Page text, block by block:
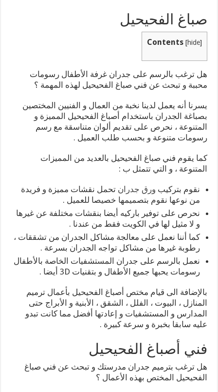
صباغ الفحيحيل
Contents [hide]
هل ترغب بالرسم على جدران غرفة الأطفال رسومات
محببة و تبحث عن فني صباغ الفحيحيل لهذه المهمة ؟
يسرنا أنه يعمل لدينا نخبة من العمال و الفنيين المختصين
بصباغة الجدران باستخدام أصباغ الفحيحيل المميزة و
المتنوعة ، نحرص على تقديم ألوان متناسقة مع رسم
رسومات متنوعة و بحسب طلب العميل .
كما يقوم فني صباغ الفحيحيل بالعديد من المميزات
المتنوعة ، و التي تتمثل ب :
نقوم بتركيب ورق جدران تحمل نقشات مميزة و فريدة
من نوعها نقوم بتصميمها خصيصا للعميل .
نحرص على توفير باركيه أيضا بنقشات مختلفة عن غيرها
و لا مثيل لها في الكويت فقط من عندنا .
كما أننا نعمل على معالجة مشاكل الجدران من تشققات ،
رطوبة غيرها من مشاكل تواجه الجدران بسرعة .
نعمل بالرسم على جدران المستشفيات الخاصة بالأطفال
رسومات يحبها جميع الأطفال و بتقنيات 3D أيضا .
بالإضافة الى قيام مختص أصباغ الفحيحيل بأعمال ترميم
المنازل ، البيوت ، الفلل ، الشقق ، الأبنية و الأبراج حتى
المدارس و المستشفيات و إعادتها أفضل مما كانت تبدو
عليه سابقا بخبرة و سرعة كبيرة .
فني أصباغ الفحيحيل
هل ترغب بترميم جدران مدرستك و تبحث عن فني صباغ
الفحيحيل المختص بهذه الأعمال ؟